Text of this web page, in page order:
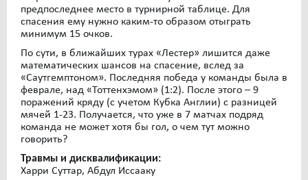
предпоследнее место в турнирной таблице. Для
спасения ему нужно каким-то образом отыграть
минимум 15 очков.
По сути, в ближайших турах «Лестер» лишится даже
математических шансов на спасение, вслед за
«Саутгемптоном». Последняя победа у команды была в
феврале, над «Тоттенхэмом» (1:2). После этого – 9
поражений кряду (с учетом Кубка Англии) с разницей
мячей 1-23. Получается, что уже в 7 матчах подряд
команда не может хотя бы гол, о чем тут можно
говорить?
Травмы и дисквалификации:
Харри Суттар, Абдул Иссааку